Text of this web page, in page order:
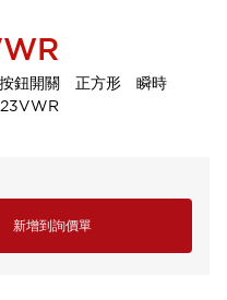
鈕開關 正方形 瞬時
新增到詢價單